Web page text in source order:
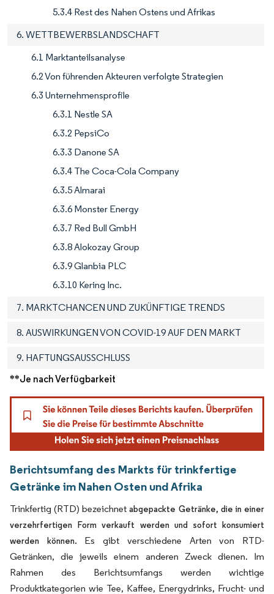
5.3.4 Rest des Nahen Ostens und Afrikas
6. WETTBEWERBSLANDSCHAFT
6.1 Marktanteilsanalyse
6.2 Von führenden Akteuren verfolgte Strategien
6.3 Unternehmensprofile
6.3.1 Nestle SA
6.3.2 PepsiCo
6.3.3 Danone SA
6.3.4 The Coca-Cola Company
6.3.5 Almarai
6.3.6 Monster Energy
6.3.7 Red Bull GmbH
6.3.8 Alokozay Group
6.3.9 Glanbia PLC
6.3.10 Kering Inc.
7. MARKTCHANCEN UND ZUKÜNFTIGE TRENDS
8. AUSWIRKUNGEN VON COVID-19 AUF DEN MARKT
9. HAFTUNGSAUSSCHLUSS
**Je nach Verfügbarkeit
Berichtsumfang des Markts für trinkfertige
Getränke im Nahen Osten und Afrika
Trinkfertig (RTD) bezeichnetabgepackte Getränke, die in einer
verzehrfertigen Form verkauft werden und sofort konsumiert
werden können. Es gibt verschiedene Arten von RTD-
Getränken, die jeweils einem anderen Zweck dienen. Im
Rahmen des Berichtsumfangs werden wichtige
Produktkategorien wie Tee, Kaffee, Energydrinks, Frucht- und